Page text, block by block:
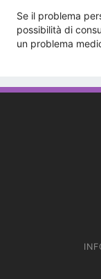
Se il problema
possibilità di
un problema